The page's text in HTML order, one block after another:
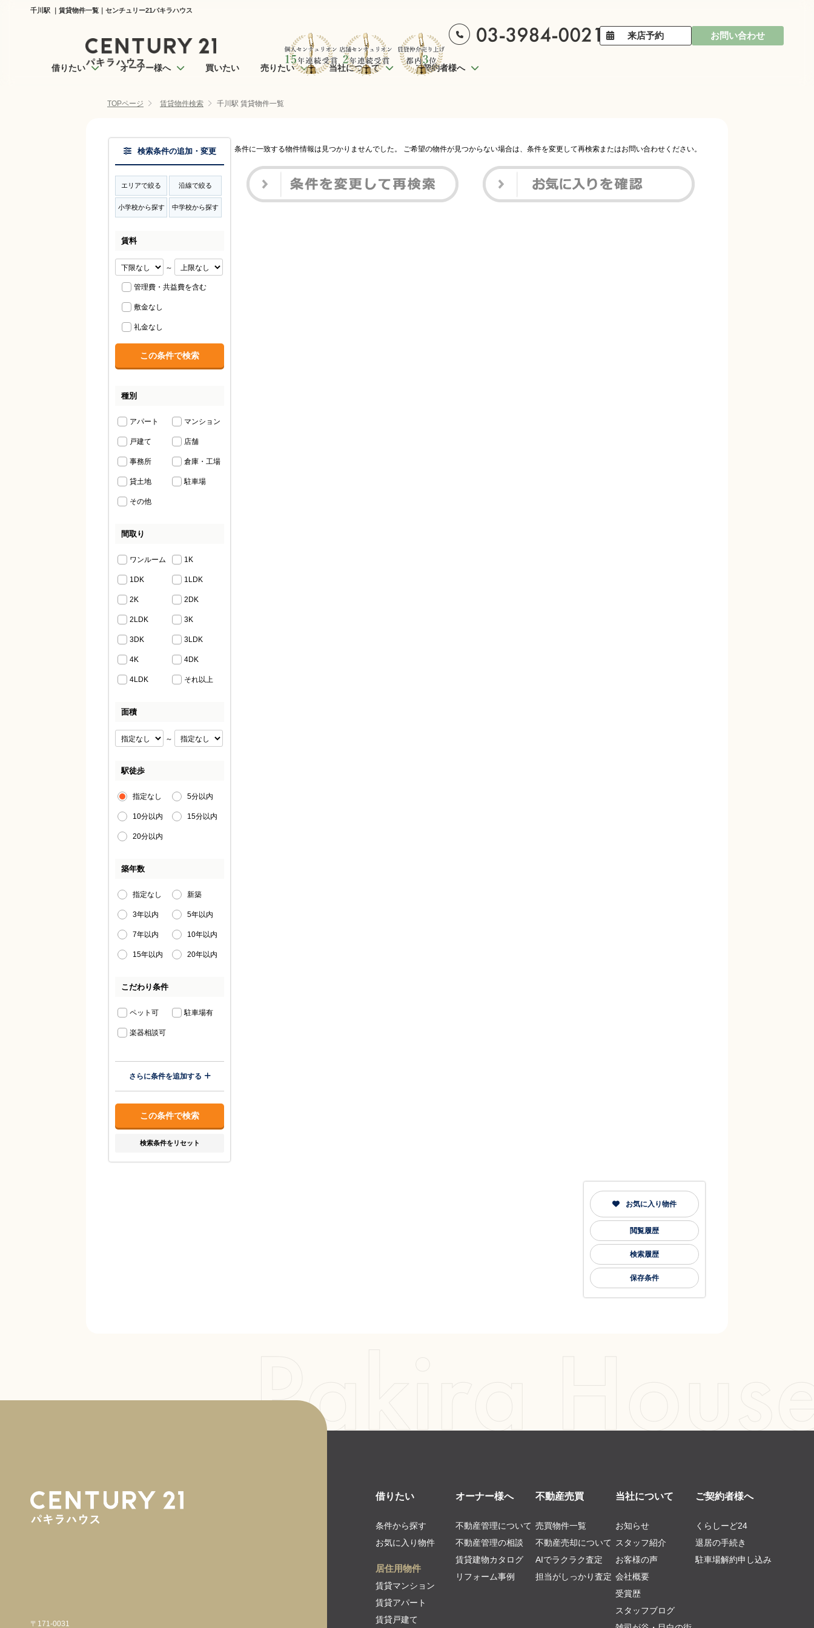
千川駅 ｜賃貸物件一覧｜センチュリー21パキラハウス
来店予約 お問い合わせ
借りたい オーナー様へ 買いたい 売りたい 当社について ご契約者様へ
TOPページ 賃貸物件検索 千川駅 賃貸物件一覧
条件に一致する物件情報は見つかりませんでした。 ご希望の物件が見つからない場合は、条件を変更して再検索またはお問い合わせください。
検索条件の追加・変更
エリアで絞る 沿線で絞る
小学校から探す 中学校から探す
賃料
～
管理費・共益費を含む
敷金なし
礼金なし
種別
アパート マンション
戸建て 店舗
事務所 倉庫・工場
貸土地 駐車場
その他
間取り
ワンルーム 1K
1DK 1LDK
2K 2DK
2LDK 3K
3DK 3LDK
4K 4DK
4LDK それ以上
面積
～
駅徒歩
指定なし 5分以内
10分以内 15分以内
20分以内
築年数
指定なし 新築
3年以内 5年以内
7年以内 10年以内
15年以内 20年以内
こだわり条件
ペット可 駐車場有
楽器相談可
さらに条件を追加する
検索条件をリセット
お気に入り物件
閲覧履歴
検索履歴
保存条件
〒171-0031
借りたい
条件から探す
お気に入り物件
居住用物件
賃貸マンション
賃貸アパート
賃貸戸建て
オーナー様へ
不動産管理について
不動産管理の相談
賃貸建物カタログ
リフォーム事例
不動産売買
売買物件一覧
不動産売却について
AIでラクラク査定
担当がしっかり査定
当社について
お知らせ
スタッフ紹介
お客様の声
会社概要
受賞歴
スタッフブログ
ご契約者様へ
くらしーど24
退居の手続き
駐車場解約申し込み